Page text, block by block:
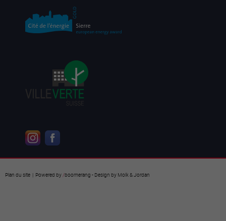
Plan du site | Powered by/boomerang - Design by Molk & Jordan